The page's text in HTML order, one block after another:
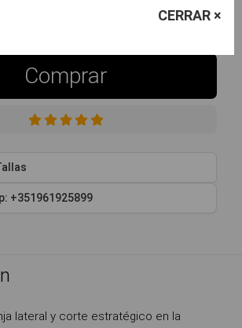
Comprar
+351961925899
lateral y corte estratégico en la
CERRAR ×